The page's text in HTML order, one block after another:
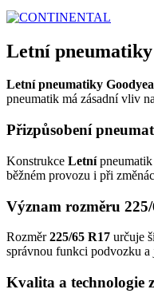
Letní
Letní pneumatiky
pneumatik má zásadní vliv
Přizpůsobení
Konstrukce Letnípneumatik
běžném provozu i při
Význam rozměru
Rozměr225/65 R17 určuje
správnou funkci podvozku a
Kvalita a technologie